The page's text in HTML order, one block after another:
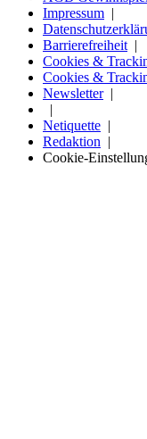
Impressum
Barrierefreiheit
Cookies &
Cookies &
Newsletter
Netiquette
Redaktion
Cookie-